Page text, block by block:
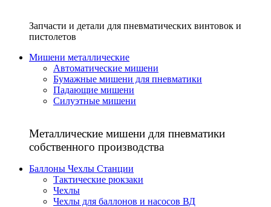
Запчасти и детали для пневматических винтовок и
пистолетов
Мишени металлические
Автоматические мишени
Бумажные мишени для пневматики
Падающие мишени
Силуэтные мишени
Металлические мишени для пневматики
собственного производства
Баллоны Чехлы Станции
Тактические рюкзаки
Чехлы
Чехлы для баллонов и насосов ВД